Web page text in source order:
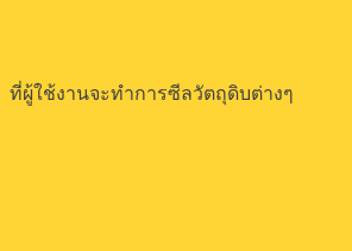
ที่ผู้ใช้งานจะทำการซีลวัตถุดิบต่างๆ